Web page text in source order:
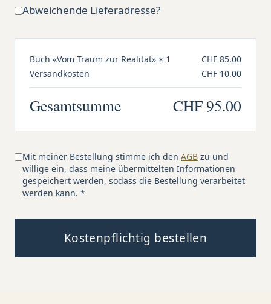
Abweichende Lieferadresse?
Buch «Vom Traum zur Realität» × 1
CHF 85.00
Versandkosten
CHF 10.00
Gesamtsumme CHF 95.00
Mit meiner Bestellung stimme ich den AGB zu und
willige ein, dass meine übermittelten Informationen
gespeichert werden, sodass die Bestellung verarbeitet
werden kann. *
Kostenpflichtig bestellen